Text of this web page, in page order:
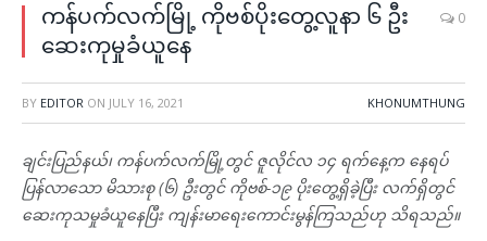
ကန်ပက်လက်မြို့ ကိုဗစ်ပိုးတွေ့လူနာ ၆ ဦး
ဆေးကုမှုခံယူနေ
0
BY EDITOR ON JULY 16, 2021 KHONUMTHUNG
ချင်းပြည်နယ်၊ ကန်ပက်လက်မြို့တွင် ဇူလိုင်လ ၁၄ ရက်နေ့က နေရပ်
ပြန်လာသော မိသားစု (၆) ဦးတွင် ကိုဗစ်-၁၉ ပိုးတွေ့ရှိခဲ့ပြီး လက်ရှိတွင်
ဆေးကုသမှုခံယူနေပြီး ကျန်းမာရေးကောင်းမွန်ကြသည်ဟု သိရသည်။